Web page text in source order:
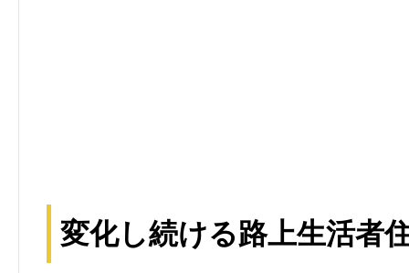
変化し続ける路上生活者